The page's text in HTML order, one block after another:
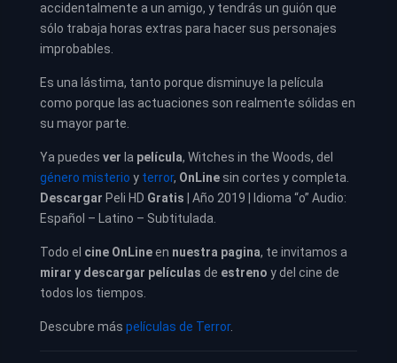
accidentalmente a un amigo, y tendrás un guión que
sólo trabaja horas extras para hacer sus personajes
improbables.
Es una lástima, tanto porque disminuye la película
como porque las actuaciones son realmente sólidas en
su mayor parte.
Ya puedes ver la película, Witches in the Woods, del
género misterio y terror, OnLine sin cortes y completa.
Descargar Peli HD Gratis | Año 2019 | Idioma “o” Audio:
Español – Latino – Subtitulada.
Todo el cine OnLineen nuestra pagina, te invitamos a
mirar y descargar películas de estreno y del cine de
todos los tiempos.
Descubre más películas de Terror.